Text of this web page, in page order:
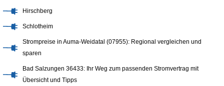
Hirschberg
Schlotheim
Strompreise in Auma-Weidatal (07955): Regional vergleichen und
sparen
Bad Salzungen 36433: Ihr Weg zum passenden Stromvertrag mit
Übersicht und Tipps